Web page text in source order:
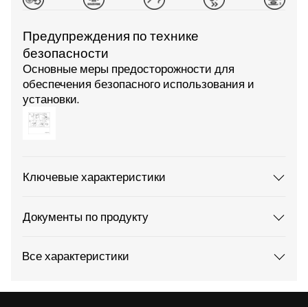
Предупреждения по технике
безопасности
Основные меры предосторожности для
обеспечения безопасного использования и
установки.
Ключевые характеристики
Документы по продукту
Все характеристики